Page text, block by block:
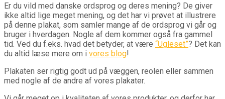
Er du vild med danske ordsprog og deres mening? De giver
ikke altid lige meget mening, og det har vi prøvet at illustrere
på denne plakat, som samler mange af de ordsprog vi går og
bruger i hverdagen. Nogle af dem kommer også fra gammel
tid. Ved du f.eks. hvad det betyder, at være “Ugleset”? Det kan
du altid læse mere om i vores blog!
Plakaten ser rigtig godt ud på væggen, reolen eller sammen
med nogle af de andre af vores plakater.